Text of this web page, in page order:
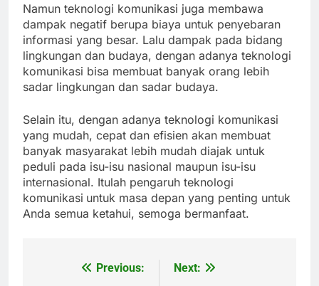
Namun teknologi komunikasi juga membawa
dampak negatif berupa biaya untuk penyebaran
informasi yang besar. Lalu dampak pada bidang
lingkungan dan budaya, dengan adanya teknologi
komunikasi bisa membuat banyak orang lebih
sadar lingkungan dan sadar budaya.
Selain itu, dengan adanya teknologi komunikasi
yang mudah, cepat dan efisien akan membuat
banyak masyarakat lebih mudah diajak untuk
peduli pada isu-isu nasional maupun isu-isu
internasional. Itulah pengaruh teknologi
komunikasi untuk masa depan yang penting untuk
Anda semua ketahui, semoga bermanfaat.
Previous:
Next: